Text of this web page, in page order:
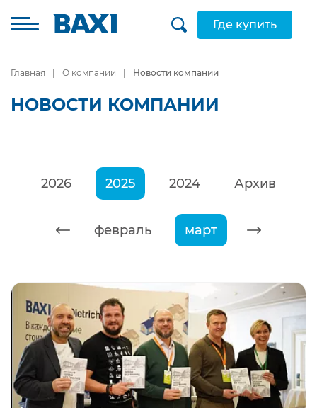
Где купить
Главная О компании Новости компании
НОВОСТИ КОМПАНИИ
2026 2025 2024 Архив
январь февраль март